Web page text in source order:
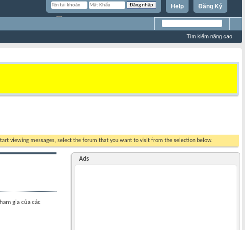
Đăng Ký
Help
Tìm kiếm nâng cao
viewing messages, select the forum that you want to visit from the selection below.
gia của các
Ads